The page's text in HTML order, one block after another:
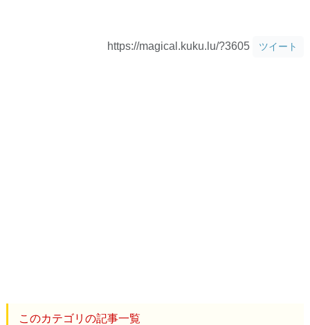
https://magical.kuku.lu/?3605 ツイート
このカテゴリの記事一覧